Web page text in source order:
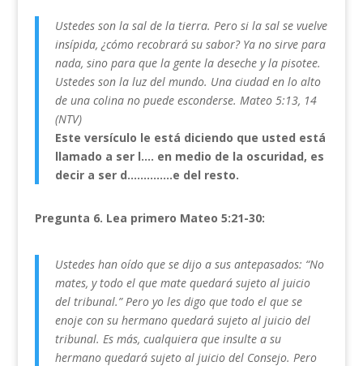
Ustedes son la sal de la tierra. Pero si la sal se vuelve
insípida, ¿cómo recobrará su sabor? Ya no sirve para
nada, sino para que la gente la deseche y la pisotee.
Ustedes son la luz del mundo. Una ciudad en lo alto
de una colina no puede esconderse. Mateo 5:13, 14
(NTV)
Este versículo le está diciendo que usted está
llamado a ser l…. en medio de la oscuridad, es
decir a ser d…………..e del resto.
Pregunta 6. Lea primero Mateo 5:21-30:
Ustedes han oído que se dijo a sus antepasados: “No
mates, y todo el que mate quedará sujeto al juicio
del tribunal.” Pero yo les digo que todo el que se
enoje con su hermano quedará sujeto al juicio del
tribunal. Es más, cualquiera que insulte a su
hermano quedará sujeto al juicio del Consejo. Pero